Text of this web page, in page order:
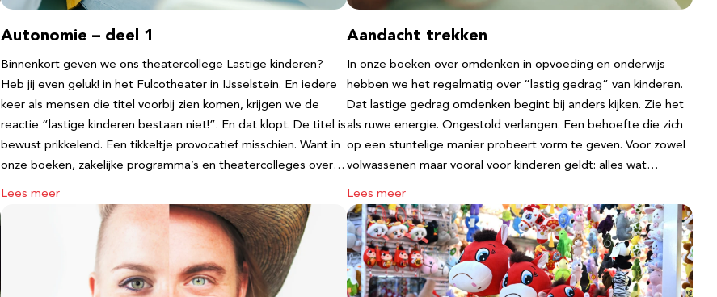
Autonomie – deel 1
Binnenkort geven we ons theatercollege Lastige kinderen?
Heb jij even geluk! in het Fulcotheater in IJsselstein. En iedere
keer als mensen die titel voorbij zien komen, krijgen we de
reactie “lastige kinderen bestaan niet!”. En dat klopt. De titel is
bewust prikkelend. Een tikkeltje provocatief misschien. Want in
onze boeken, zakelijke programma’s en theatercolleges over…
Lees meer
Aandacht trekken
In onze boeken over omdenken in opvoeding en onderwijs
hebben we het regelmatig over “lastig gedrag” van kinderen.
Dat lastige gedrag omdenken begint bij anders kijken. Zie het
als ruwe energie. Ongestold verlangen. Een behoefte die zich
op een stuntelige manier probeert vorm te geven. Voor zowel
volwassenen maar vooral voor kinderen geldt: alles wat…
Lees meer